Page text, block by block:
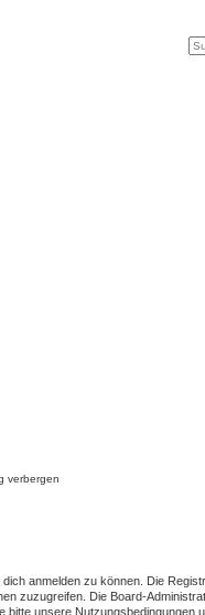
verbergen
anmelden zu können. Die
zuzugreifen. Die Board-
unsere Nutzungsbedingungen